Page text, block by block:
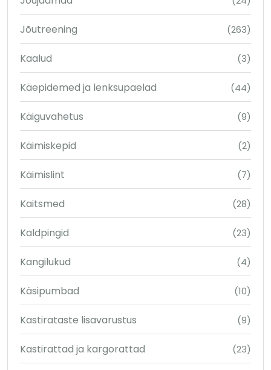
Jõutreening (263)
Kaalud (3)
Käepidemed ja lenksupaelad (44)
Käiguvahetus (9)
Käimiskepid (2)
Käimislint (7)
Kaitsmed (28)
Kaldpingid (23)
Kangilukud (4)
Käsipumbad (10)
Kastirataste lisavarustus (9)
Kastirattad ja kargorattad (23)